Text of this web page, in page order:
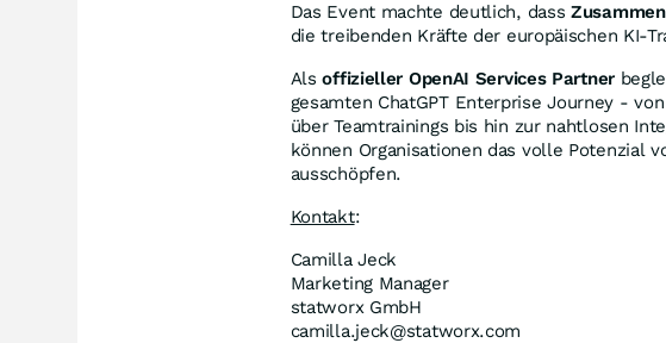
Das Event machte deutlich, dass
die treibenden Kräfte der europäischen KI-
Alsoffizieller OpenAI Services Partner
gesamten ChatGPT Enterprise Journey -
über Teamtrainings bis hin zur nahtlosen
können Organisationen das volle Potenzial
ausschöpfen.
Kontakt:
Camilla Jeck
Marketing Manager
statworx GmbH
camilla.jeck@statworx.com